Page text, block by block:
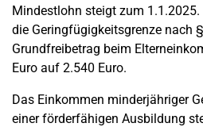
Mindestlohn steigt zum
die Geringfügigkeitsgrenze nach
Grundfreibetrag beim
Euro auf 2.540 Euro.
Das Einkommen minderjähriger
einer förderfähigen Ausbildung